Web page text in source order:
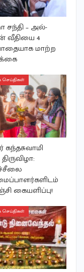
சந்தி – அல்-
வீதியை 4
மாற்ற
கையளிப்பு!